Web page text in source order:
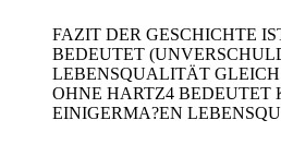
FAZIT DER GESCHICHTE
BEDEUTET
LEBENSQUALITÄT
OHNE HARTZ4
EINIGERMA?EN